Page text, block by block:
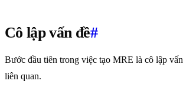
Cô lập vấn đề#
Bước đầu tiên trong việc tạo MRE là cô lập
liên quan.